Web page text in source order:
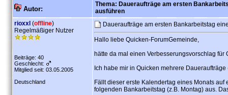
Autor:
Thema: Daueraufträge am ersten
ausführen
rioxxl (offline)
Regelmäßiger Nutzer
Beiträge: 40
Geschlecht:
Mitglied seit: 03.05.2005
Deutschland
Daueraufträge am ersten Bankarbeitstag
Hallo liebe Quicken-ForumGemeinde,
hätte da mal einen Verbesserungsvorschlag für
Ich habe mir in Quicken mehrere
Fällt dieser erste Kalendertag eines Monats
folgenden Bankarbeitstag (z.B. Montag) aus.